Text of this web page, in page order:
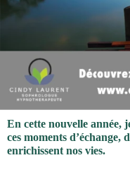
En cette nouvelle année,
ces moments d’échange,
enrichissent nos vies.